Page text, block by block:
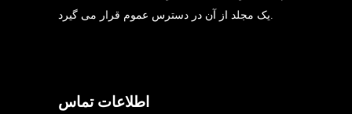
یک مجلد از آن در دسترس عموم قرار می گیرد.
اطلاعات تماس